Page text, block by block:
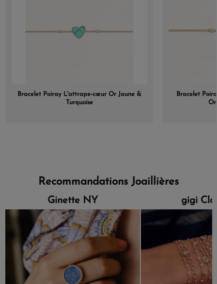
Bracelet Poiray L'attrape-cœur Or Jaune &
Turquoise
Bracelet
Or
Recommandations Joaillières
Ginette NY gigi